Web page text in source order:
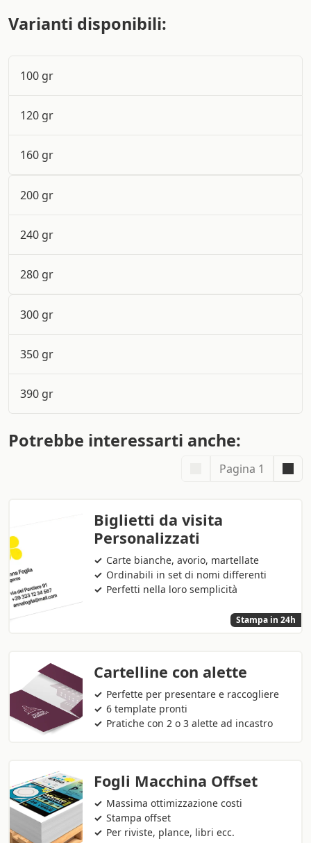
Varianti disponibili:
100 gr
120 gr
160 gr
200 gr
240 gr
280 gr
300 gr
350 gr
390 gr
Potrebbe interessarti anche:
Pagina 1
Biglietti da visita
Personalizzati
Carte bianche, avorio, martellate
Ordinabili in set di nomi differenti
Perfetti nella loro semplicità
Stampa in 24h
Cartelline con alette
Perfette per presentare e raccogliere
6 template pronti
Pratiche con 2 o 3 alette ad incastro
Fogli Macchina Offset
Massima ottimizzazione costi
Stampa offset
Per riviste, plance, libri ecc.